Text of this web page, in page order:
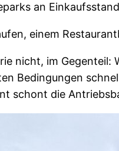
an
einem
nicht, im
Bedingungen
schont die